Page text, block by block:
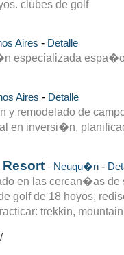
clubes de golf
Aires - Detalle
especializada
Aires - Detalle
remodelado de
en inversi�n,
- Neuqu�n -
en las cercan�as
golf de 18 hoyos,
trekkin,